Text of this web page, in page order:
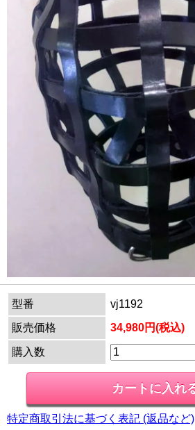
型番
vj1192
販売価格
34,980円(税込)
購入数
特定商取引法に基づく表記 (返品など)